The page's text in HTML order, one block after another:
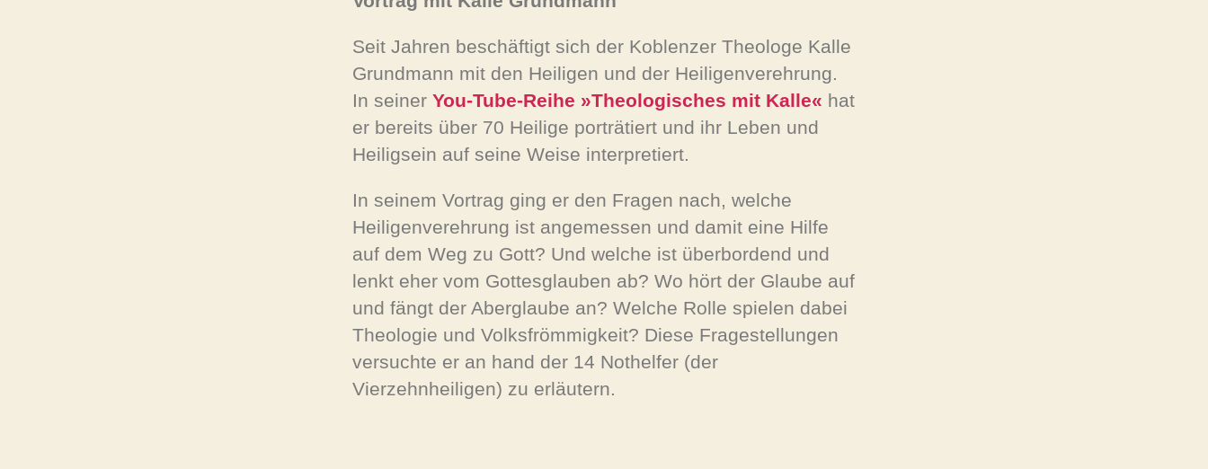
Seit Jahren beschäftigt sich der Koblenzer Theologe Kalle
Grundmann mit den Heiligen und der Heiligenverehrung.
In seiner You-Tube-Reihe »Theologisches mit Kalle« hat
er bereits über 70 Heilige porträtiert und ihr Leben und
Heiligsein auf seine Weise interpretiert.
In seinem Vortrag ging er den Fragen nach, welche
Heiligenverehrung ist angemessen und damit eine Hilfe
auf dem Weg zu Gott? Und welche ist überbordend und
lenkt eher vom Gottesglauben ab? Wo hört der Glaube auf
und fängt der Aberglaube an? Welche Rolle spielen dabei
Theologie und Volksfrömmigkeit? Diese Fragestellungen
versuchte er an hand der 14 Nothelfer (der
Vierzehnheiligen) zu erläutern.